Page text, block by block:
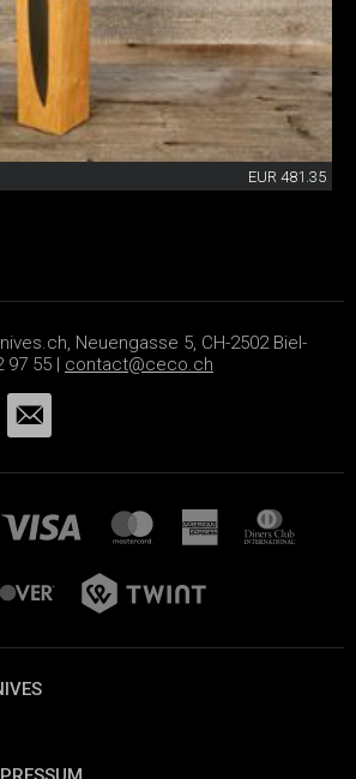
EUR 481.35
Neuengasse 5, CH-2502 Biel-
97 55 | contact@ceco.ch